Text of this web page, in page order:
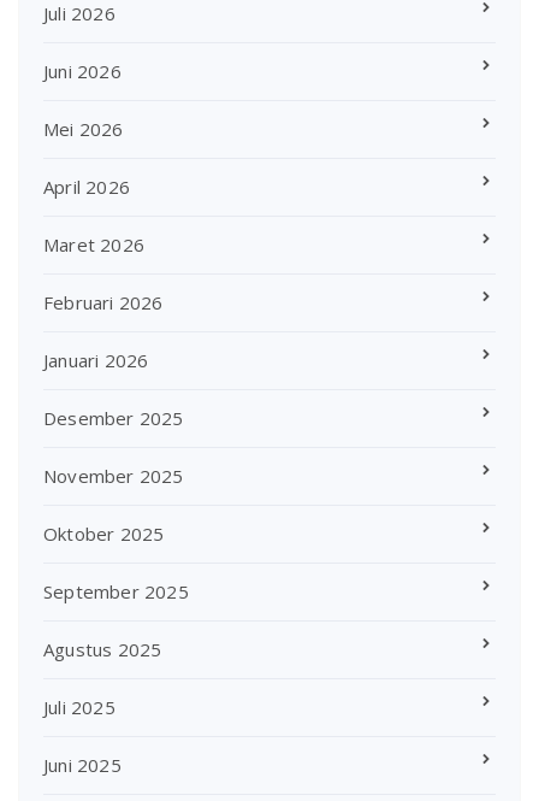
Juli 2026
Juni 2026
Mei 2026
April 2026
Maret 2026
Februari 2026
Januari 2026
Desember 2025
November 2025
Oktober 2025
September 2025
Agustus 2025
Juli 2025
Juni 2025